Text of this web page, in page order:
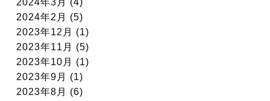
2024年3月 (4)
2024年2月 (5)
2023年12月 (1)
2023年11月 (5)
2023年10月 (1)
2023年9月 (1)
2023年8月 (6)